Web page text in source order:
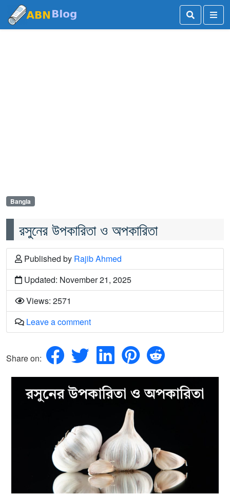
Bangla
রসুনের উপকারিতা ও অপকারিতা
Published by Rajib Ahmed
Updated: November 21, 2025
Views: 2571
Leave a comment
Share on: